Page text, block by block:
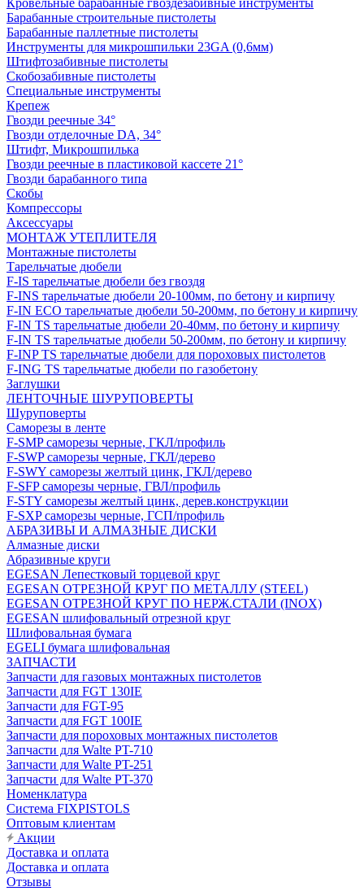
Кровельные барабанные гвоздезабивные инструменты
Барабанные строительные пистолеты
Барабанные паллетные пистолеты
Инструменты для микрошпильки 23GA (0,6мм)
Штифтозабивные пистолеты
Скобозабивные пистолеты
Специальные инструменты
Крепеж
Гвозди реечные 34°
Гвозди отделочные DA, 34°
Штифт, Микрошпилька
Гвозди реечные в пластиковой кассете 21°
Гвозди барабанного типа
Скобы
Компрессоры
Аксессуары
МОНТАЖ УТЕПЛИТЕЛЯ
Монтажные пистолеты
Тарельчатые дюбели
F-IS тарельчатые дюбели без гвоздя
F-INS тарельчатые дюбели 20-100мм, по бетону и кирпичу
F-IN ECO тарельчатые дюбели 50-200мм, по бетону и кирпичу
F-IN TS тарельчатые дюбели 20-40мм, по бетону и кирпичу
F-IN TS тарельчатые дюбели 50-200мм, по бетону и кирпичу
F-INP TS тарельчатые дюбели для пороховых пистолетов
F-ING TS тарельчатые дюбели по газобетону
Заглушки
ЛЕНТОЧНЫЕ ШУРУПОВЕРТЫ
Шуруповерты
Саморезы в ленте
F-SMP саморезы черные, ГКЛ/профиль
F-SWP саморезы черные, ГКЛ/дерево
F-SWY саморезы желтый цинк, ГКЛ/дерево
F-SFP саморезы черные, ГВЛ/профиль
F-STY саморезы желтый цинк, дерев.конструкции
F-SXP саморезы черные, ГСП/профиль
АБРАЗИВЫ И АЛМАЗНЫЕ ДИСКИ
Алмазные диски
Абразивные круги
EGESAN Лепестковый торцевой круг
EGESAN ОТРЕЗНОЙ КРУГ ПО МЕТАЛЛУ (STEEL)
EGESAN ОТРЕЗНОЙ КРУГ ПО НЕРЖ.СТАЛИ (INOX)
EGESAN шлифовальный отрезной круг
Шлифовальная бумага
EGELI бумага шлифовальная
ЗАПЧАСТИ
Запчасти для газовых монтажных пистолетов
Запчасти для FGT 130IE
Запчасти для FGT-95
Запчасти для FGT 100IE
Запчасти для пороховых монтажных пистолетов
Запчасти для Walte PT-710
Запчасти для Walte PT-251
Запчасти для Walte PT-370
Номенклатура
Система FIXPISTOLS
Оптовым клиентам
Акции
Доставка и оплата
Доставка и оплата
Отзывы